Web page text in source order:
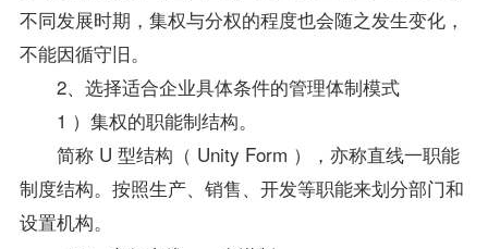
不同发展时期，集权与分权的程度也会随之发生变化，
不能因循守旧。
2、选择适合企业具体条件的管理体制模式
1 ）集权的职能制结构。
简称 U 型结构（ Unity Form ），亦称直线一职能
制度结构。按照生产、销售、开发等职能来划分部门和
设置机构。